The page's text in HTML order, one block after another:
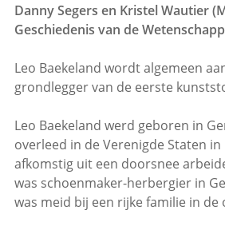
Danny Segers en Kristel Wautier
Geschiedenis van de
Leo Baekeland wordt algemeen
grondlegger van de eerste
Leo Baekeland werd geboren in
overleed in de Verenigde Staten in
afkomstig uit een doorsnee
was schoenmaker-herbergier in
was meid bij een rijke familie in de